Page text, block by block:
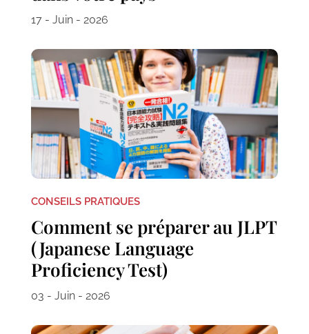
17 - Juin - 2026
CONSEILS PRATIQUES
Comment se préparer au JLPT
(Japanese Language
Proficiency Test)
03 - Juin - 2026